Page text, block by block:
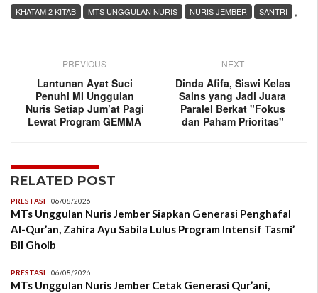
,
KHATAM 2 KITAB MTS UNGGULAN NURIS NURIS JEMBER SANTRI
PREVIOUS
Lantunan Ayat Suci
Penuhi MI Unggulan
Nuris Setiap Jum’at Pagi
Lewat Program GEMMA
NEXT
Dinda Afifa, Siswi Kelas
Sains yang Jadi Juara
Paralel Berkat "Fokus
dan Paham Prioritas"
RELATED POST
PRESTASI 06/08/2026
MTs Unggulan Nuris Jember Siapkan Generasi Penghafal
Al-Qur’an, Zahira Ayu Sabila Lulus Program Intensif Tasmi’
Bil Ghoib
PRESTASI 06/08/2026
MTs Unggulan Nuris Jember Cetak Generasi Qur’ani,